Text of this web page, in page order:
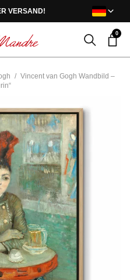
VERSAND!
0
/ Vincent van Gogh Wandbild –